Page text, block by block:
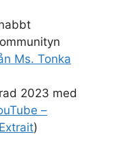
Ms. Tonka
2023 med
–
)